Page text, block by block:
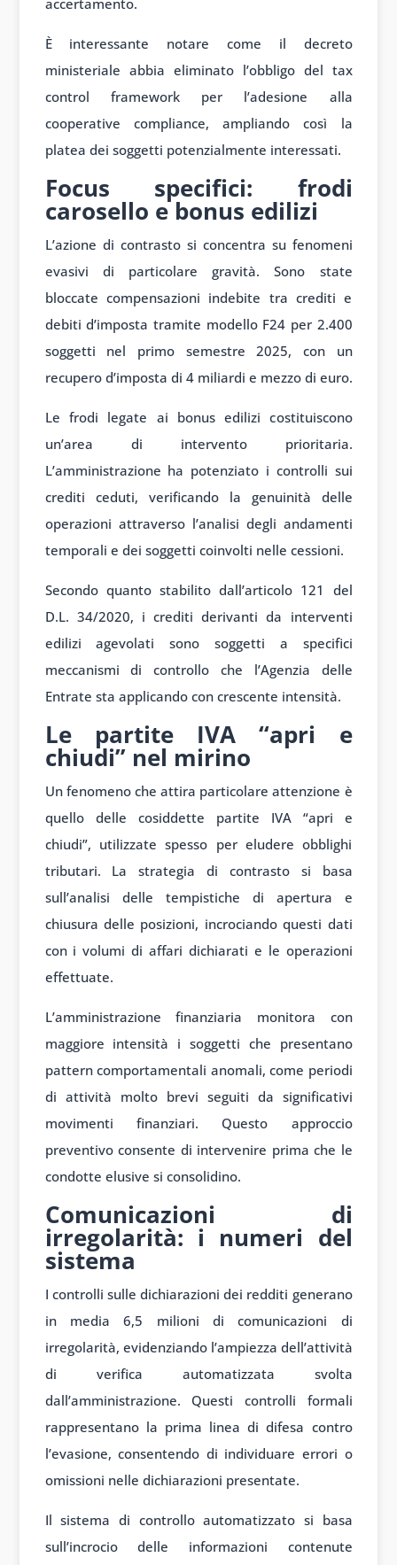
È interessante notare come il decreto
ministeriale abbia eliminato l’obbligo del tax
control framework per l’adesione alla
cooperative compliance, ampliando così la
platea dei soggetti potenzialmente interessati.
Focus specifici: frodi
carosello e bonus edilizi
L’azione di contrasto si concentra su fenomeni
evasivi di particolare gravità. Sono state
bloccate compensazioni indebite tra crediti e
debiti d’imposta tramite modello F24 per 2.400
soggetti nel primo semestre 2025, con un
recupero d’imposta di 4 miliardi e mezzo di euro.
Le frodi legate ai bonus edilizi costituiscono
un’area di intervento prioritaria.
L’amministrazione ha potenziato i controlli sui
crediti ceduti, verificando la genuinità delle
operazioni attraverso l’analisi degli andamenti
temporali e dei soggetti coinvolti nelle cessioni.
Secondo quanto stabilito dall’articolo 121 del
D.L. 34/2020, i crediti derivanti da interventi
edilizi agevolati sono soggetti a specifici
meccanismi di controllo che l’Agenzia delle
Entrate sta applicando con crescente intensità.
Le partite IVA “apri e
chiudi” nel mirino
Un fenomeno che attira particolare attenzione è
quello delle cosiddette partite IVA “apri e
chiudi”, utilizzate spesso per eludere obblighi
tributari. La strategia di contrasto si basa
sull’analisi delle tempistiche di apertura e
chiusura delle posizioni, incrociando questi dati
con i volumi di affari dichiarati e le operazioni
effettuate.
L’amministrazione finanziaria monitora con
maggiore intensità i soggetti che presentano
pattern comportamentali anomali, come periodi
di attività molto brevi seguiti da significativi
movimenti finanziari. Questo approccio
preventivo consente di intervenire prima che le
condotte elusive si consolidino.
Comunicazioni di
irregolarità: i numeri del
sistema
I controlli sulle dichiarazioni dei redditi generano
in media 6,5 milioni di comunicazioni di
irregolarità, evidenziando l’ampiezza dell’attività
di verifica automatizzata svolta
dall’amministrazione. Questi controlli formali
rappresentano la prima linea di difesa contro
l’evasione, consentendo di individuare errori o
omissioni nelle dichiarazioni presentate.
Il sistema di controllo automatizzato si basa
sull’incrocio delle informazioni contenute